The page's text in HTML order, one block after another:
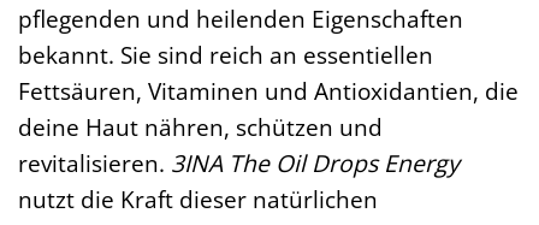
pflegenden und heilenden Eigenschaften
bekannt. Sie sind reich an essentiellen
Fettsäuren, Vitaminen und Antioxidantien, die
deine Haut nähren, schützen und
revitalisieren. 3INA The Oil Drops Energy
nutzt die Kraft dieser natürlichen